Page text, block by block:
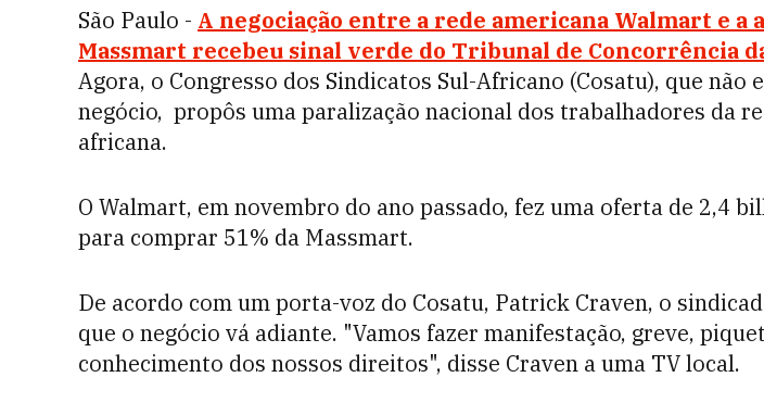
São Paulo - A negociação entre a rede americana Walmart e a
Massmart recebeu sinal verde do Tribunal de Concorrência
Agora, o Congresso dos Sindicatos Sul-Africano (Cosatu), que não
negócio, propôs uma paralização nacional dos trabalhadores da
africana.
O Walmart, em novembro do ano passado, fez uma oferta de 2,4
para comprar 51% da Massmart.
De acordo com um porta-voz do Cosatu, Patrick Craven, o
que o negócio vá adiante. "Vamos fazer manifestação, greve,
conhecimento dos nossos direitos", disse Craven a uma TV local.